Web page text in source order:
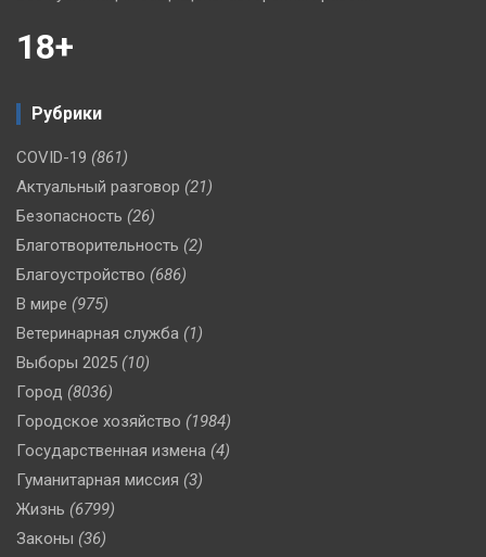
18+
Рубрики
COVID-19 (861)
Актуальный разговор (21)
Безопасность (26)
Благотворительность (2)
Благоустройство (686)
В мире (975)
Ветеринарная служба (1)
Выборы 2025 (10)
Город (8036)
Городское хозяйство (1984)
Государственная измена (4)
Гуманитарная миссия (3)
Жизнь (6799)
Законы (36)